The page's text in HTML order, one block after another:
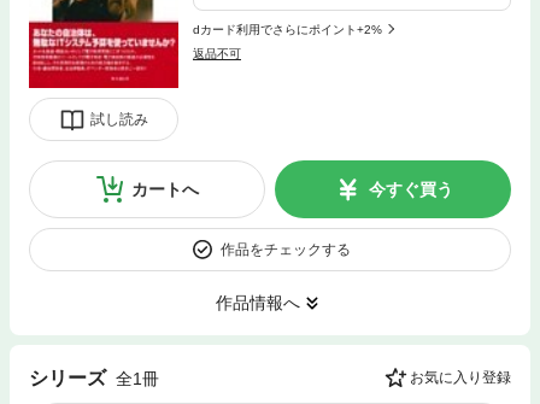
試し読み
dカード利用でさらにポイント+2%
返品不可
カートへ 今すぐ買う
作品をチェックする
作品情報へ
シリーズ 全1冊 お気に入り登録